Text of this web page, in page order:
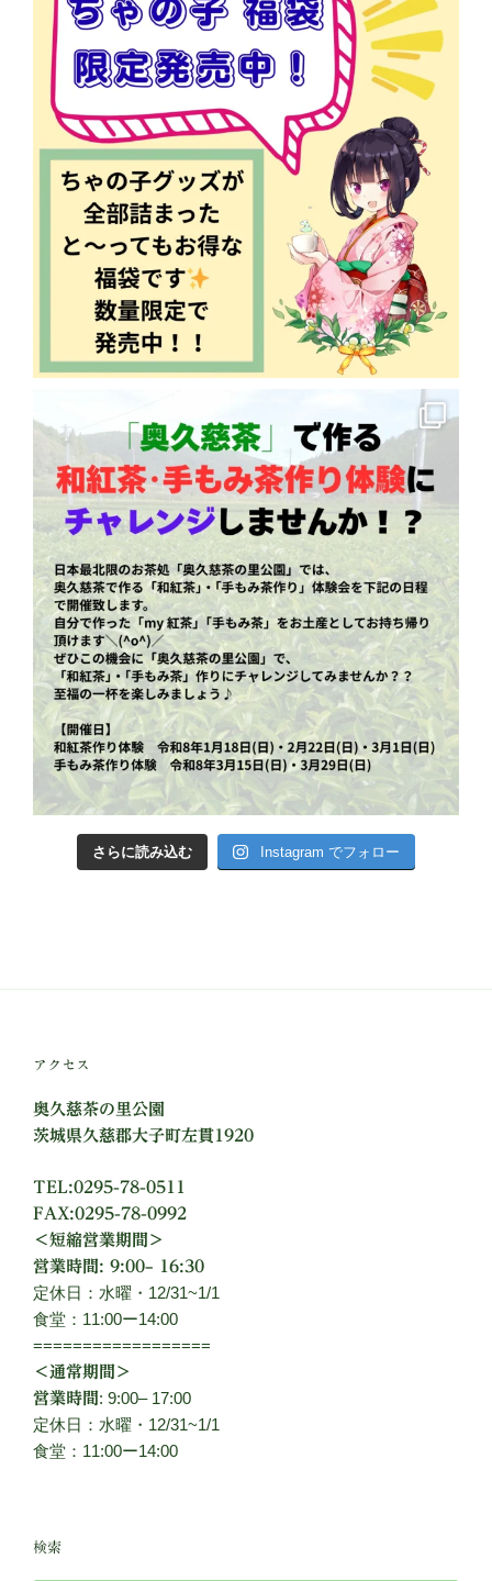
さらに読み込む Instagram でフォロー
アクセス
奥久慈茶の里公園
茨城県久慈郡大子町左貫1920
TEL:0295-78-0511
FAX:0295-78-0992
＜短縮営業期間＞
営業時間: 9:00– 16:30
定休日：水曜・12/31~1/1
食堂：11:00ー14:00
==================
＜通常期間＞
営業時間 : 9:00– 17:00
定休日：水曜・12/31~1/1
食堂：11:00ー14:00
検索